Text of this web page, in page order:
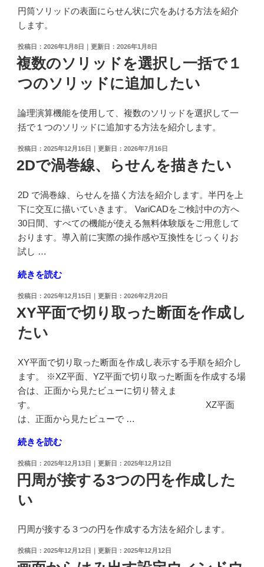
円筒ソリッドの表面にらせん状に穴をあける方法を紹介
します。
投
稿
日:
2026年1月8日 2026年1月8日
複数のソリッドを選択し一括で１
つのソリッドに追加したい
論理演算機能を使用して、複数のソリッドを選択して一
括で１つのソリッドに追加する方法を紹介します。
投
日:
2025年12月16日 2026年7月16日
2Dで渦巻線、らせんを描きたい
2D で渦巻線、らせんを描く方法を紹介します。半円を上
下に交互に描いていきます。 VariCADをご検討中の方へ
30日間、すべての機能が使える無料体験版をご用意して
おります。導入前に実際の操作感や互換性をじっくりお
試し …
"2D
渦
巻
線、
せ
ん
を
描
き
い"
の
続きを読む
投
日:
2025年12月15日 2026年2月20日
XY平面で切り取った断面を作成し
たい
XY平面で切り取った断面を作成し表示する手順を紹介し
ます。 ※XZ平面、YZ平面で切り取った断面を作成する場
合は、正面から見たビューに切り替えま
す。 XZ平面
は、正面から見たビューで …
"XY
面
で
切
取
た
続きを読む
投
稿
2025年12月13日 2025年12月12日
円周が接する3つの円を作成した
い
円周が接する３つの円を作成する方法を紹介します。
投
稿
2025年12月12日 2025年12月12日